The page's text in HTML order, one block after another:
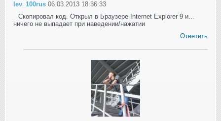
lev_100rus 06.03.2013 18:36:33
Скопировал код. Открыл в Браузере Internet Explorer 9 и...
ничего не выпадает при наведении/нажатии
Ответить